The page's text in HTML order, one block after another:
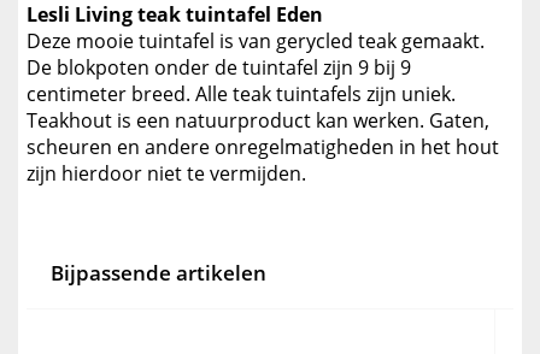
Lesli Living teak tuintafel Eden
Deze mooie tuintafel is van gerycled teak gemaakt.
De blokpoten onder de tuintafel zijn 9 bij 9
centimeter breed. Alle teak tuintafels zijn uniek.
Teakhout is een natuurproduct kan werken. Gaten,
scheuren en andere onregelmatigheden in het hout
zijn hierdoor niet te vermijden.
Bijpassende artikelen